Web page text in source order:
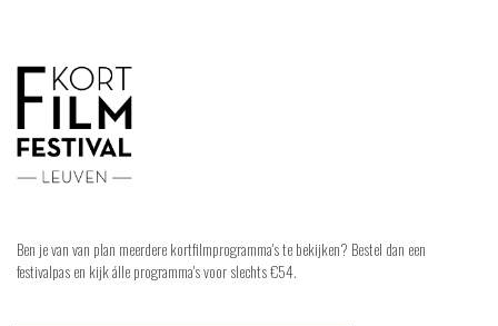
Ben je van van plan meerdere kortfilmprogramma's te bekijken? Bestel dan een
festivalpas en kijk álle programma's voor slechts €54.